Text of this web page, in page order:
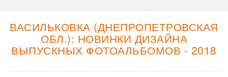
ВАСИЛЬКОВКА (ДНЕПРОПЕТРОВСКАЯ
ОБЛ.): НОВИНКИ ДИЗАЙНА
ВЫПУСКНЫХ ФОТОАЛЬБОМОВ - 2018